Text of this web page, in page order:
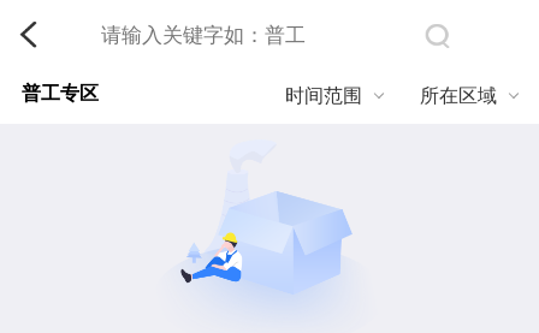
普工专区 所在区域
时间范围